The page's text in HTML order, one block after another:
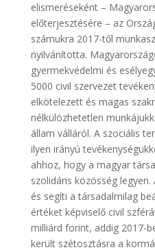
elismeréseként –
előterjesztésére – az
számukra 2017-től
nyilvánította.
gyermekvédelmi és
5000 civil szervezet
elkötelezett és magas
nélkülözhetetlen
állam válláról. A szociális
ilyen irányú
ahhoz, hogy a magyar
szolidáris közösség
és segíti a társadalmilag
értéket képviselő civil
milliárd forint, addig 2017-
került szétosztásra a